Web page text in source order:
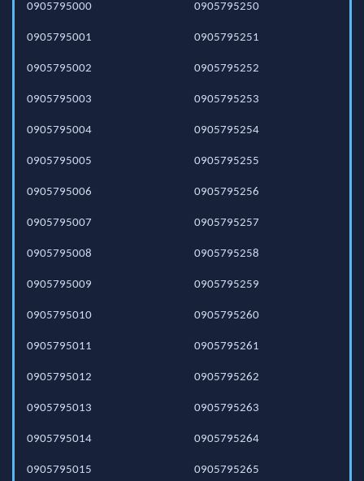
0905795000
0905795001
0905795002
0905795003
0905795004
0905795005
0905795006
0905795007
0905795008
0905795009
0905795010
0905795011
0905795012
0905795013
0905795014
0905795015
0905795250
0905795251
0905795252
0905795253
0905795254
0905795255
0905795256
0905795257
0905795258
0905795259
0905795260
0905795261
0905795262
0905795263
0905795264
0905795265